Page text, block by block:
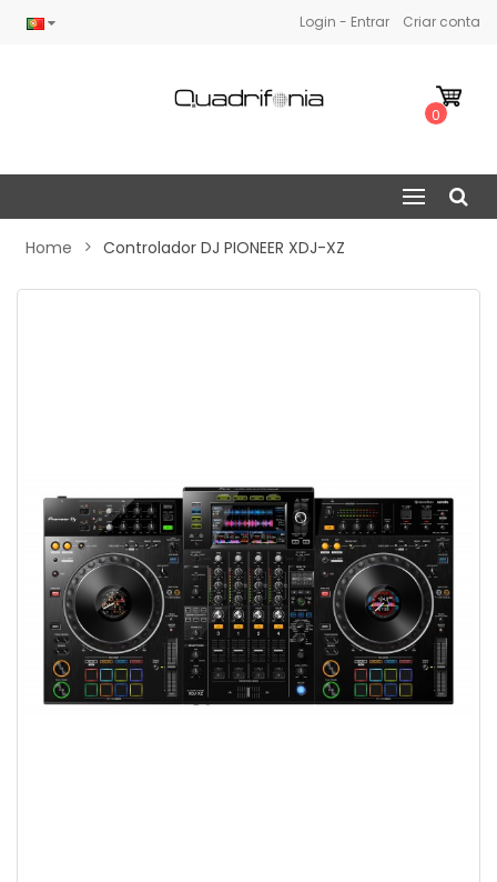
Login - Entrar Criar conta
0
Home Controlador DJ PIONEER XDJ-XZ